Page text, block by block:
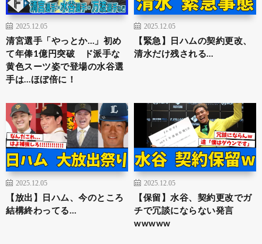
2025.12.05
清宮選手「やっとか…」初め
て年俸1億円突破 ド派手な
黄色スーツ姿で登場の水谷選
手は…ほぼ倍に！
2025.12.05
【緊急】日ハムの契約更改、
清水だけ残される…
2025.12.05
【放出】日ハム、今のところ
結構終わってる…
2025.12.05
【保留】水谷、契約更改でガ
チで冗談にならない発言
wwwww